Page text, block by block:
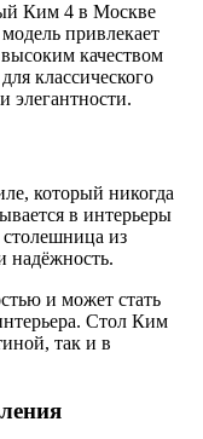
Ким 4 в Москве
привлекает
качеством
классического
элегантности.
который никогда
в интерьеры
из
надёжность.
и может стать
Стол Ким
так и в